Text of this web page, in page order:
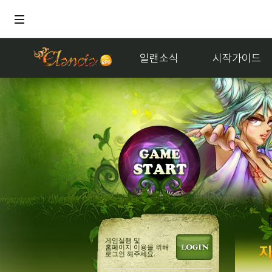
일랜소식 시작가이드
게임실행 및
홈페이지 이용을 위해
로그인 해주세요.
거래 멜론듣지